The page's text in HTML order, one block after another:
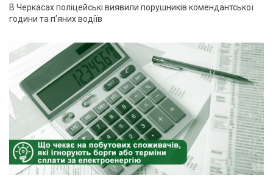
В Черкасах поліцейські виявили порушників комендантської
години та п’яних водіїв